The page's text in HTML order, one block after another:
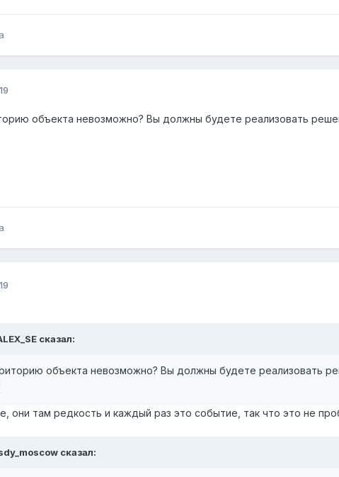
объекта невозможно? Вы должны будете реализовать
сказал:
объекта невозможно? Вы должны будете реализовать
они там редкость и каждый раз это событие, так что это не
сказал: